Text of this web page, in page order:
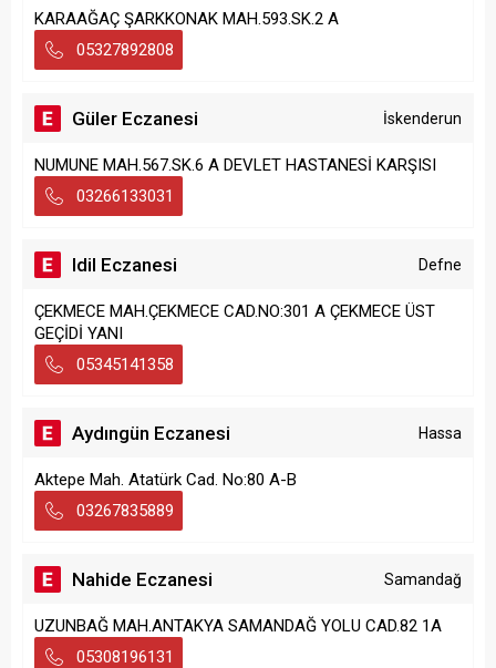
KARAAĞAÇ ŞARKKONAK MAH.593.SK.2 A
05327892808
Güler Eczanesi İskenderun
NUMUNE MAH.567.SK.6 A DEVLET HASTANESİ KARŞISI
03266133031
Idil Eczanesi Defne
ÇEKMECE MAH.ÇEKMECE CAD.NO:301 A ÇEKMECE ÜST
GEÇİDİ YANI
05345141358
Aydıngün Eczanesi Hassa
Aktepe Mah. Atatürk Cad. No:80 A-B
03267835889
Nahide Eczanesi Samandağ
UZUNBAĞ MAH.ANTAKYA SAMANDAĞ YOLU CAD.82 1A
05308196131